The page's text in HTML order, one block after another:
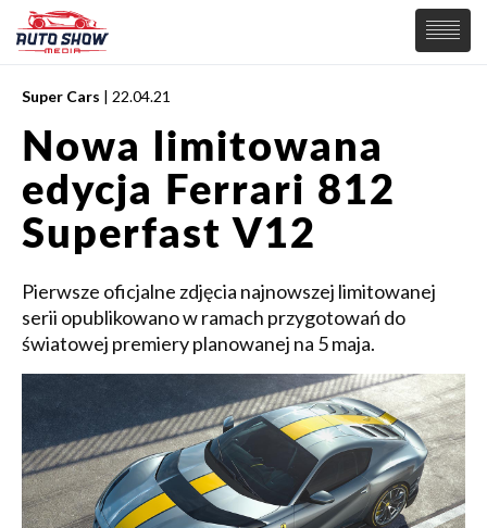
PREMIERY
SAMOCHODY
Wiadomości
Supersamochody
Samochody Koncepcyjne
Elektryczne
MOTORSPORT
Super Cars | 22.04.21
Nowa limitowana
edycja Ferrari 812
Superfast V12
Pierwsze oficjalne zdjęcia najnowszej limitowanej
serii opublikowano w ramach przygotowań do
światowej premiery planowanej na 5 maja.